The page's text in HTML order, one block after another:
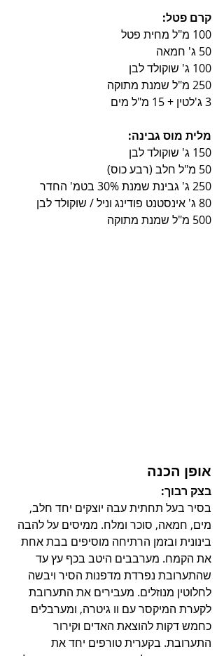
קרם פטל:
100 מ"ל מחית פטל
50 ג' חמאה
100 ג' שוקולד לבן
250 מ"ל שמנת מתוקה
3 ג'לטין + 15 מ"ל מים
מלית מוס גבינה:
150 ג' שוקולד לבן
50 מ"ל חלב (רבע כוס)
250 ג' גבינת שמנת 30% בטמ' החדר
80 ג' אינסטנט פודינג וניל / שוקולד לבן
500 מ"ל שמנת מתוקה
אופן הכנה
בצק רבוך:
בסיר בעל תחתית עבה יוצקים יחד חלב,
מים, חמאה, סוכר ומלח. ממיסים על להבה
בינונית ובזמן הרתיחה מוסיפים בבת אחת
את הקמח. מערבבים היטב בכף עץ עד
שהתערובת נפרדת מדפנות הסיר ויבשה
לחלוטין מנוזלים. מעבירים את התערובת
לקערת המיקסר עם וו גיטרה, ומערבלים
כחמש דקות להוצאת האדים וקירור
התערובת. בקערית טורפים יחד את